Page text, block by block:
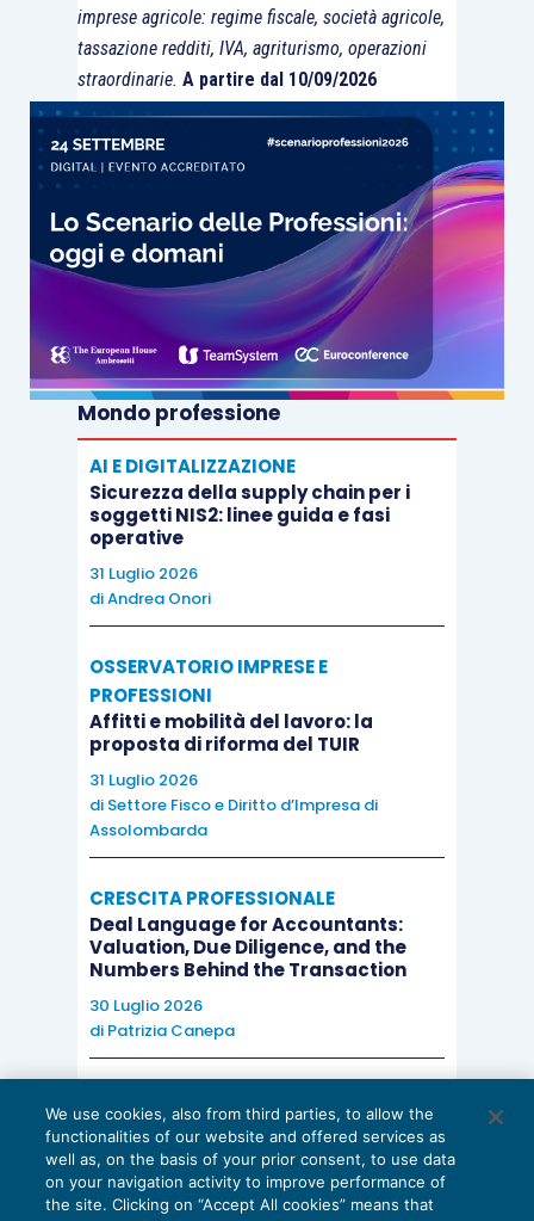
imprese agricole: regime fiscale, società agricole,
tassazione redditi, IVA, agriturismo, operazioni
straordinarie. A partire dal 10/09/2026
Mondo professione
AI E DIGITALIZZAZIONE
Sicurezza della supply chain per i
soggetti NIS2: linee guida e fasi
operative
31 Luglio 2026
diAndrea Onori
OSSERVATORIO IMPRESE E
PROFESSIONI
Affitti e mobilità del lavoro: la
proposta di riforma del TUIR
31 Luglio 2026
di Settore Fisco e Diritto d’Impresa di
Assolombarda
CRESCITA PROFESSIONALE
Deal Language for Accountants:
Valuation, Due Diligence, and the
Numbers Behind the Transaction
30 Luglio 2026
di Patrizia Canepa
EU AI Act e studi professionali: le
scadenze concrete
27 Luglio 2026
di Diego BarberieStefano Dovier
We use cookies, also from third parties, to allow the
functionalities of our website and offered services as
well as, on the basis of your prior consent, to use data
on your navigation activity to improve performance of
the site. Clicking on “Accept All cookies” means that